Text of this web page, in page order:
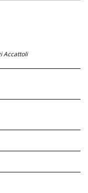
Accattoli